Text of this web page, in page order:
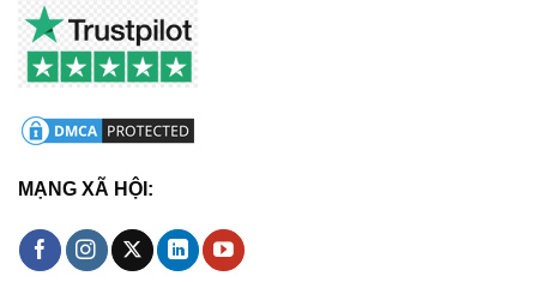
MẠNG XÃ HỘI: